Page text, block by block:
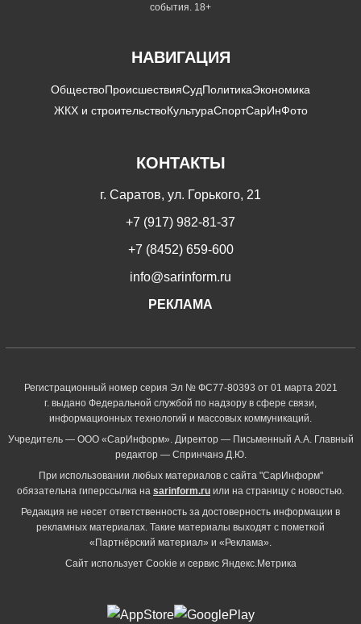
события. 18+
НАВИГАЦИЯ
ОбществоПроисшествияСудПолитикаЭкономика
ЖКХ и строительствоКультураСпортСарИнФото
КОНТАКТЫ
г. Саратов, ул. Горького, 21
+7 (917) 982-81-37
+7 (8452) 659-600
info@sarinform.ru
РЕКЛАМА
Регистрационный номер серия Эл № ФС77-80393 от 01 марта 2021
г. выдано Федеральной службой по надзору в сфере связи,
информационных технологий и массовых коммуникаций.
Учредитель — ООО «СарИнформ». Директор — Письменный А.А. Главный
редактор — Спринчанэ Д.Ю.
При использовании любых материалов с сайта "СарИнформ"
обязательна гиперссылка на sarinform.ru или на страницу с новостью.
Редакция не несет ответственность за достоверность информации в
рекламных материалах. Такие материалы выходят с пометкой
«Партнёрский материал» и «Реклама».
Сайт использует Cookie и сервиc Яндекс.Метрика